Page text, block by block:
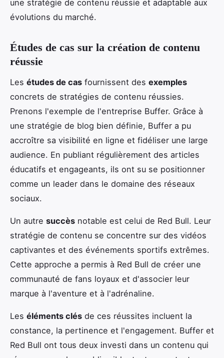
une stratégie de contenu réussie et adaptable aux
évolutions du marché.
Études de cas sur la création de contenu
réussie
Les études de cas fournissent des exemples
concrets de stratégies de contenu réussies.
Prenons l'exemple de l'entreprise Buffer. Grâce à
une stratégie de blog bien définie, Buffer a pu
accroître sa visibilité en ligne et fidéliser une large
audience. En publiant régulièrement des articles
éducatifs et engageants, ils ont su se positionner
comme un leader dans le domaine des réseaux
sociaux.
Un autre succès notable est celui de Red Bull. Leur
stratégie de contenu se concentre sur des vidéos
captivantes et des événements sportifs extrêmes.
Cette approche a permis à Red Bull de créer une
communauté de fans loyaux et d'associer leur
marque à l'aventure et à l'adrénaline.
Les éléments clés de ces réussites incluent la
constance, la pertinence et l'engagement. Buffer et
Red Bull ont tous deux investi dans un contenu qui